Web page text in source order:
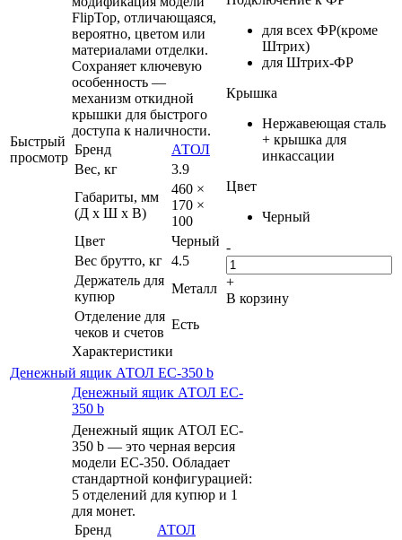
Быстрый
просмотр
FlipTop, отличающаяся,
вероятно, цветом или
материалами отделки.
Сохраняет ключевую
особенность —
механизм откидной
крышки для быстрого
доступа к наличности.
Бренд
АТОЛ
Вес, кг
3.9
Габариты, мм
(Д x Ш x В)
460 ×
170 ×
100
Цвет
Черный
Вес брутто, кг 4.5
Держатель для
купюр
Металл
Отделение для
чеков и счетов
Есть
Характеристики
для всех ФР(кроме
Штрих)
для Штрих-ФР
Крышка
Нержавеющая сталь
+ крышка для
инкассации
Цвет
Черный
-
+
В корзину
Денежный ящик АТОЛ EC-350 b
Денежный ящик АТОЛ EC-
350 b
Денежный ящик АТОЛ EC-
350 b — это черная версия
модели EC-350. Обладает
стандартной конфигурацией:
5 отделений для купюр и 1
для монет.
Бренд
АТОЛ